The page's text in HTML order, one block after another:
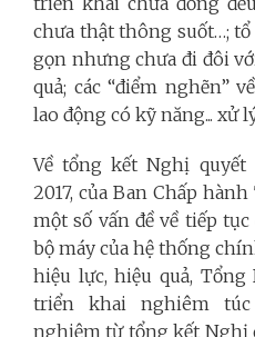
chưa thật thông suốt…;
gọn nhưng chưa đi đôi
quả; các “điểm nghẽn”
lao động có kỹ năng... xử
Về tổng kết Nghị quyết
2017, của Ban Chấp
một số vấn đề về tiếp
bộ máy của hệ thống
hiệu lực, hiệu quả,
triển khai nghiêm
nghiệm từ tổng kết Nghị